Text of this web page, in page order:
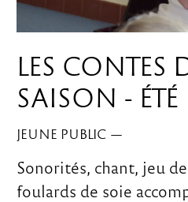
LES CONTES
SAISON - ÉTÉ
JEUNE PUBLIC —
Sonorités, chant, jeu
foulards de soie